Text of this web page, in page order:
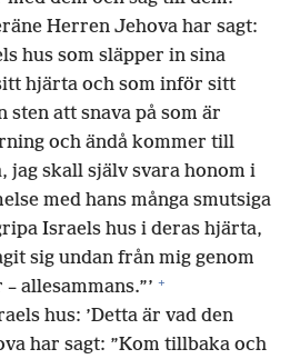
Herren Jehova har sagt:
hus som släpper in sina
hjärta och som inför sitt
sten att snava på som är
och ändå kommer till
jag skall själv svara honom i
med hans många smutsiga
Israels hus i deras hjärta,
sig undan från mig genom
allesammans.”’ +
hus: ’Detta är vad den
har sagt: ”Kom tillbaka och